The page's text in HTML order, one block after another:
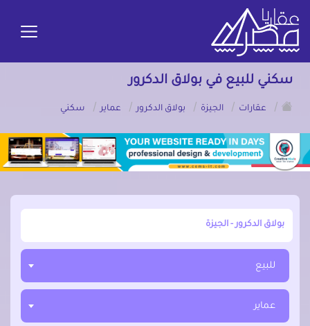
سكني للبيع في بولاق الدكرور
/
عقارات / الجيزة / بولاق الدكرور / عماير / سكني
أبحث عن مدينة, محافظة, حي
للبيع
عماير